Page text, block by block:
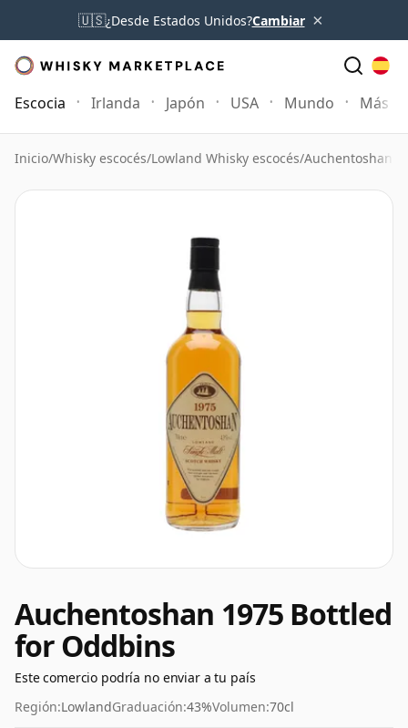
🇺🇸¿Desde Estados Unidos?Cambiar ×
Escocia Irlanda Japón USA Mundo Más
Inicio/Whisky escocés/Lowland Whisky escocés/Auchentoshan
Auchentoshan 1975 Bottled
for Oddbins
Este comercio podría no enviar a tu país
Región:LowlandGraduación:43%Volumen:70cl